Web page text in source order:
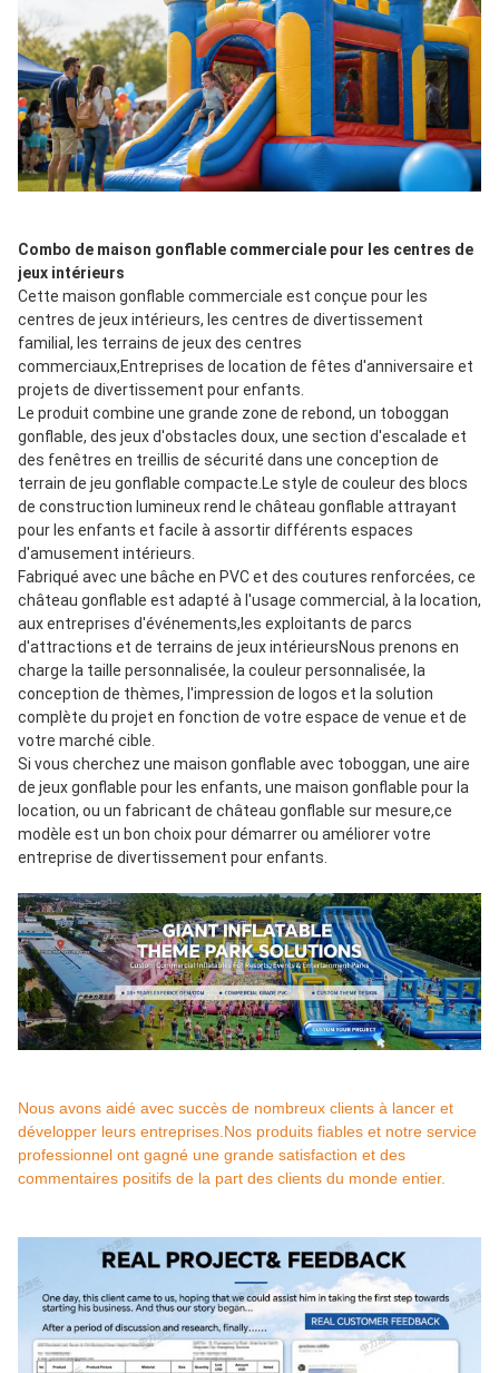
Combo de maison gonflable commerciale pour les centres de
jeux intérieurs
Cette maison gonflable commerciale est conçue pour les
centres de jeux intérieurs, les centres de divertissement
familial, les terrains de jeux des centres
commerciaux,Entreprises de location de fêtes d'anniversaire et
projets de divertissement pour enfants.
Le produit combine une grande zone de rebond, un toboggan
gonflable, des jeux d'obstacles doux, une section d'escalade et
des fenêtres en treillis de sécurité dans une conception de
terrain de jeu gonflable compacte.Le style de couleur des blocs
de construction lumineux rend le château gonflable attrayant
pour les enfants et facile à assortir différents espaces
d'amusement intérieurs.
Fabriqué avec une bâche en PVC et des coutures renforcées, ce
château gonflable est adapté à l'usage commercial, à la location,
aux entreprises d'événements,les exploitants de parcs
d'attractions et de terrains de jeux intérieursNous prenons en
charge la taille personnalisée, la couleur personnalisée, la
conception de thèmes, l'impression de logos et la solution
complète du projet en fonction de votre espace de venue et de
votre marché cible.
Si vous cherchez une maison gonflable avec toboggan, une aire
de jeux gonflable pour les enfants, une maison gonflable pour la
location, ou un fabricant de château gonflable sur mesure,ce
modèle est un bon choix pour démarrer ou améliorer votre
entreprise de divertissement pour enfants.
Nous avons aidé avec succès de nombreux clients à lancer et
développer leurs entreprises.Nos produits fiables et notre service
professionnel ont gagné une grande satisfaction et des
commentaires positifs de la part des clients du monde entier.